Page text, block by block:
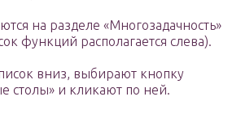
на разделе «Многозадачность»
функций располагается слева).
вниз, выбирают кнопку
столы» и кликают по ней.